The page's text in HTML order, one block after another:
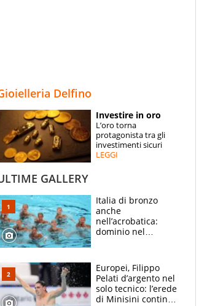
SPECIALI
ESPERTI
Delfino
Investire in oro
L’oro torna
protagonista tra gli
investimenti sicuri
LEGGI
GALLERY
Italia di bronzo
anche
nell’acrobatica:
dominio nel
e compagni
continuare
Europei, Filippo
Pelati d’argento nel
solo tecnico: l’erede
di Minisini continua